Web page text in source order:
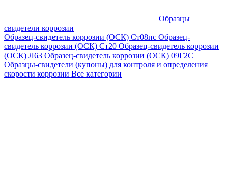
Образцы
свидетели коррозии
Образец-свидетель коррозии (ОСК) Ст08пс Образец-
свидетель коррозии (ОСК) Ст20 Образец-свидетель коррозии
(ОСК) Л63 Образец-свидетель коррозии (ОСК) 09Г2С
Образцы-свидетели (купоны) для контроля и определения
скорости коррозии Все категории